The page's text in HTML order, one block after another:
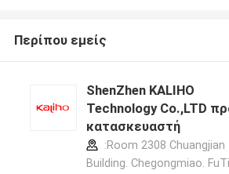
Περίπου εμείς
ShenZhen KALIHO
Technology Co.,LTD
κατασκευαστή
:Room 2308 Chuangjian
Building. Chegongmiao.